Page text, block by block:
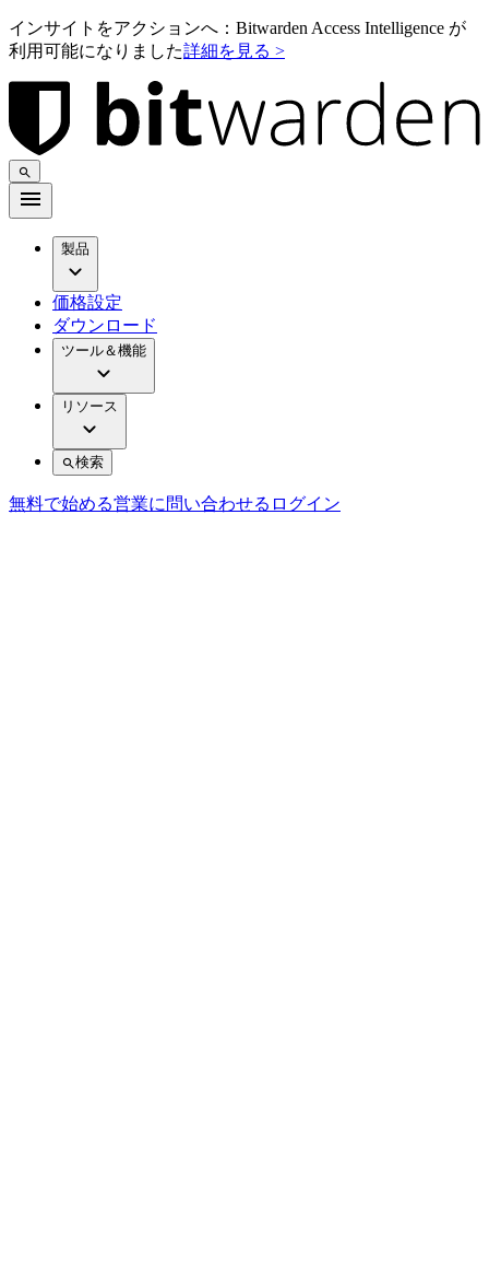
インサイトをアクションへ：Bitwarden Access Intelligence が
利用可能になりました詳細を見る >
製品
価格設定
ダウンロード
ツール＆機能
リソース
検索
無料で始める営業に問い合わせる ログイン